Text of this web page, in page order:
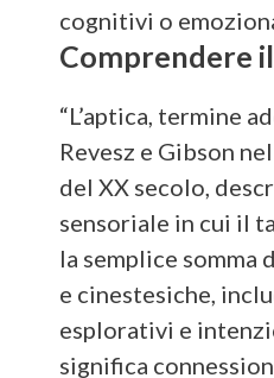
cognitivi o
Comprendere
“L’aptica, termine
Revesz e Gibson
del XX secolo,
sensoriale in cui il
la semplice
e cinestesiche,
esplorativi e
significa